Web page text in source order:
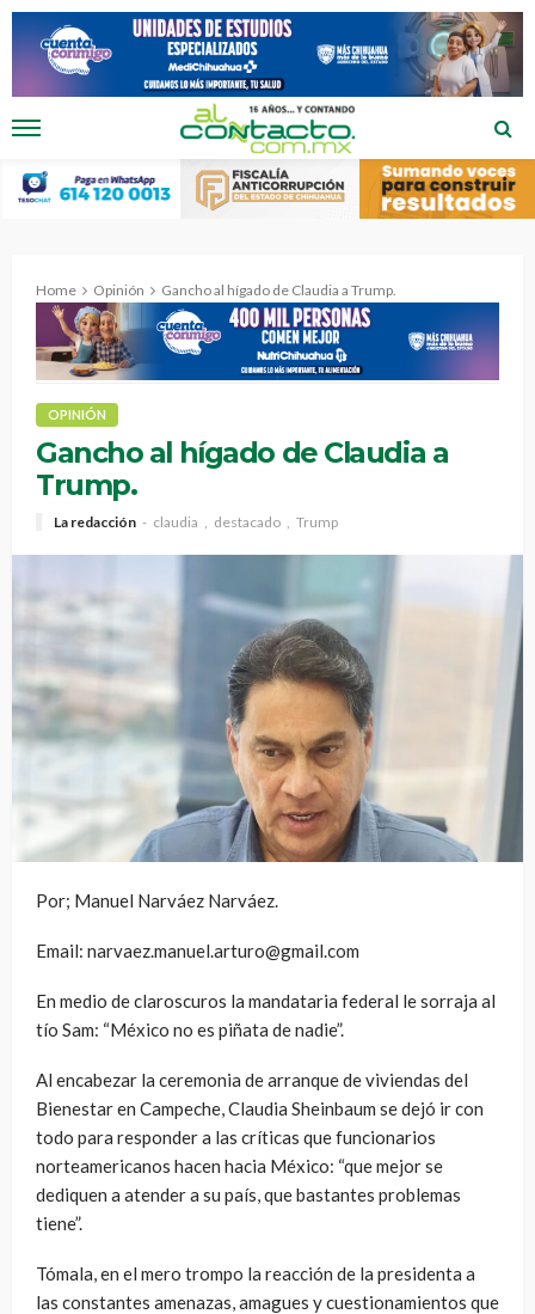
Home Opinión Gancho al hígado de Claudia a Trump.
OPINIÓN
Gancho al hígado de Claudia a
Trump.
La redacción claudia destacado Trump
Por; Manuel Narváez Narváez.
Email: narvaez.manuel.arturo@gmail.com
En medio de claroscuros la mandataria federal le sorraja al
tío Sam: “México no es piñata de nadie”.
Al encabezar la ceremonia de arranque de viviendas del
Bienestar en Campeche, Claudia Sheinbaum se dejó ir con
todo para responder a las críticas que funcionarios
norteamericanos hacen hacia México: “que mejor se
dediquen a atender a su país, que bastantes problemas
tiene”.
Tómala, en el mero trompo la reacción de la presidenta a
las constantes amenazas, amagues y cuestionamientos que